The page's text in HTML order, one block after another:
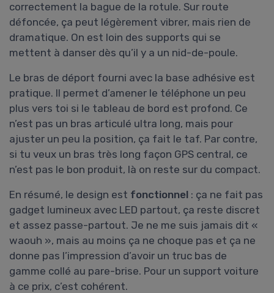
correctement la bague de la rotule. Sur route
défoncée, ça peut légèrement vibrer, mais rien de
dramatique. On est loin des supports qui se
mettent à danser dès qu’il y a un nid-de-poule.
Le bras de déport fourni avec la base adhésive est
pratique. Il permet d’amener le téléphone un peu
plus vers toi si le tableau de bord est profond. Ce
n’est pas un bras articulé ultra long, mais pour
ajuster un peu la position, ça fait le taf. Par contre,
si tu veux un bras très long façon GPS central, ce
n’est pas le bon produit, là on reste sur du compact.
En résumé, le design est fonctionnel : ça ne fait pas
gadget lumineux avec LED partout, ça reste discret
et assez passe-partout. Je ne me suis jamais dit «
waouh », mais au moins ça ne choque pas et ça ne
donne pas l’impression d’avoir un truc bas de
gamme collé au pare-brise. Pour un support voiture
à ce prix, c’est cohérent.